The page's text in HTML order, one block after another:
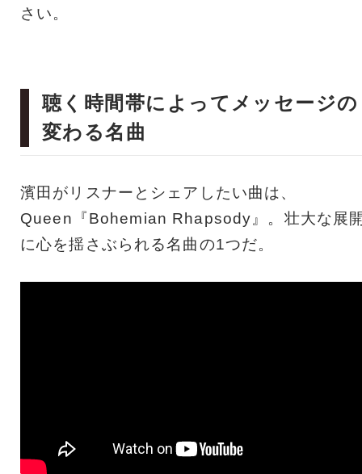
さい。
聴く時間帯によってメッセージの
変わる名曲
濱田がリスナーとシェアしたい曲は、
Queen『Bohemian Rhapsody』。壮大な展
に心を揺さぶられる名曲の1つだ。